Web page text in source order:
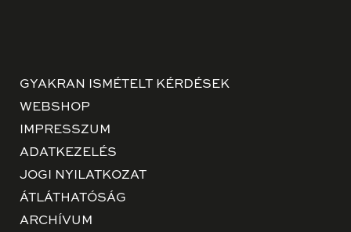
GYAKRAN ISMÉTELT KÉRDÉSEK
WEBSHOP
IMPRESSZUM
ADATKEZELÉS
JOGI NYILATKOZAT
ÁTLÁTHATÓSÁG
ARCHÍVUM